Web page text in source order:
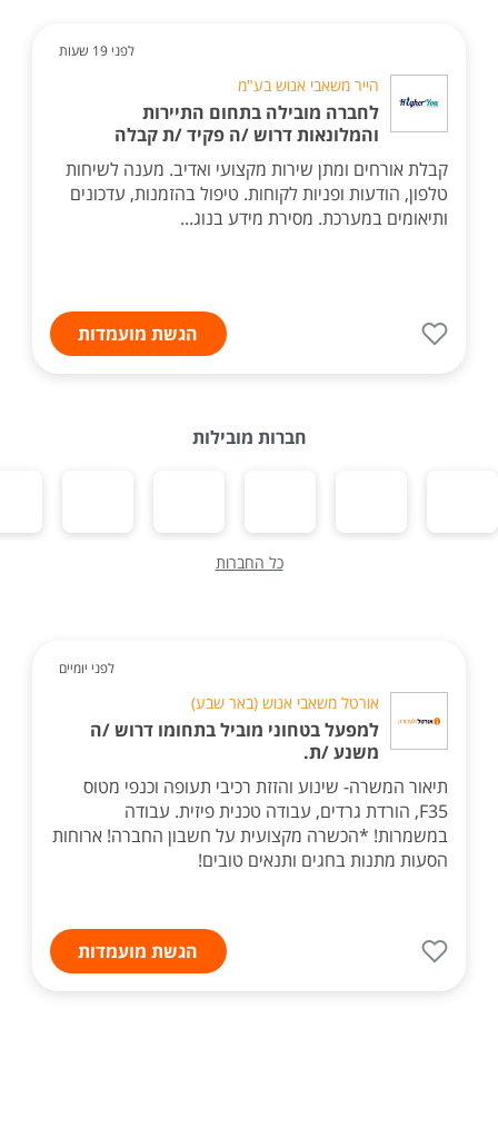
לפני 19 שעות
הייר משאבי אנוש בע"מ
לחברה מובילה בתחום התיירות
והמלונאות דרוש /ה פקיד /ת קבלה
קבלת אורחים ומתן שירות מקצועי ואדיב. מענה לשיחות
טלפון, הודעות ופניות לקוחות. טיפול בהזמנות, עדכונים
ותיאומים במערכת. מסירת מידע בנוג...
הגשת מועמדות
חברות מובילות
כל החברות
לפני יומיים
אורטל משאבי אנוש (באר שבע)
למפעל בטחוני מוביל בתחומו דרוש /ה
משנע /ת.
תיאור המשרה- שינוע והזזת רכיבי תעופה וכנפי מטוס
F35, הורדת גרדים, עבודה טכנית פיזית. עבודה
במשמרות! *הכשרה מקצועית על חשבון החברה! ארוחות
הסעות מתנות בחגים ותנאים טובים!
הגשת מועמדות